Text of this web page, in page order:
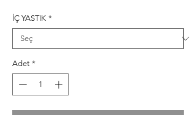
İÇ YASTIK *
Adet *